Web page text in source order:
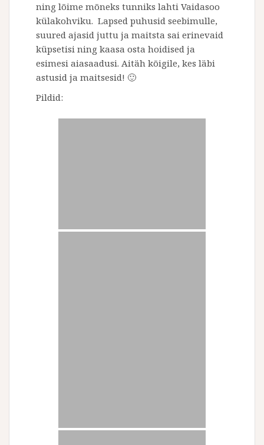
ning lõime mõneks tunniks lahti Vaidasoo
külakohviku. Lapsed puhusid seebimulle,
suured ajasid juttu ja maitsta sai erinevaid
küpsetisi ning kaasa osta hoidised ja
esimesi aiasaadusi. Aitäh kõigile, kes läbi
astusid ja maitsesid! 🙂
Pildid: